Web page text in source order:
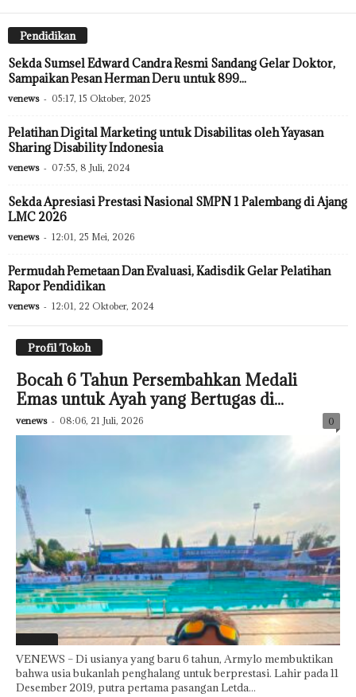
Pendidikan
Sekda Sumsel Edward Candra Resmi Sandang Gelar Doktor,
Sampaikan Pesan Herman Deru untuk 899...
venews - 05:17, 15 Oktober, 2025
Pelatihan Digital Marketing untuk Disabilitas oleh Yayasan
Sharing Disability Indonesia
venews - 07:55, 8 Juli, 2024
Sekda Apresiasi Prestasi Nasional SMPN 1 Palembang di Ajang
LMC 2026
venews - 12:01, 25 Mei, 2026
Permudah Pemetaan Dan Evaluasi, Kadisdik Gelar Pelatihan
Rapor Pendidikan
venews - 12:01, 22 Oktober, 2024
Profil Tokoh
Bocah 6 Tahun Persembahkan Medali
Emas untuk Ayah yang Bertugas di...
venews - 08:06, 21 Juli, 2026 0
VENEWS – Di usianya yang baru 6 tahun, Armylo membuktikan
bahwa usia bukanlah penghalang untuk berprestasi. Lahir pada 11
Desember 2019, putra pertama pasangan Letda...